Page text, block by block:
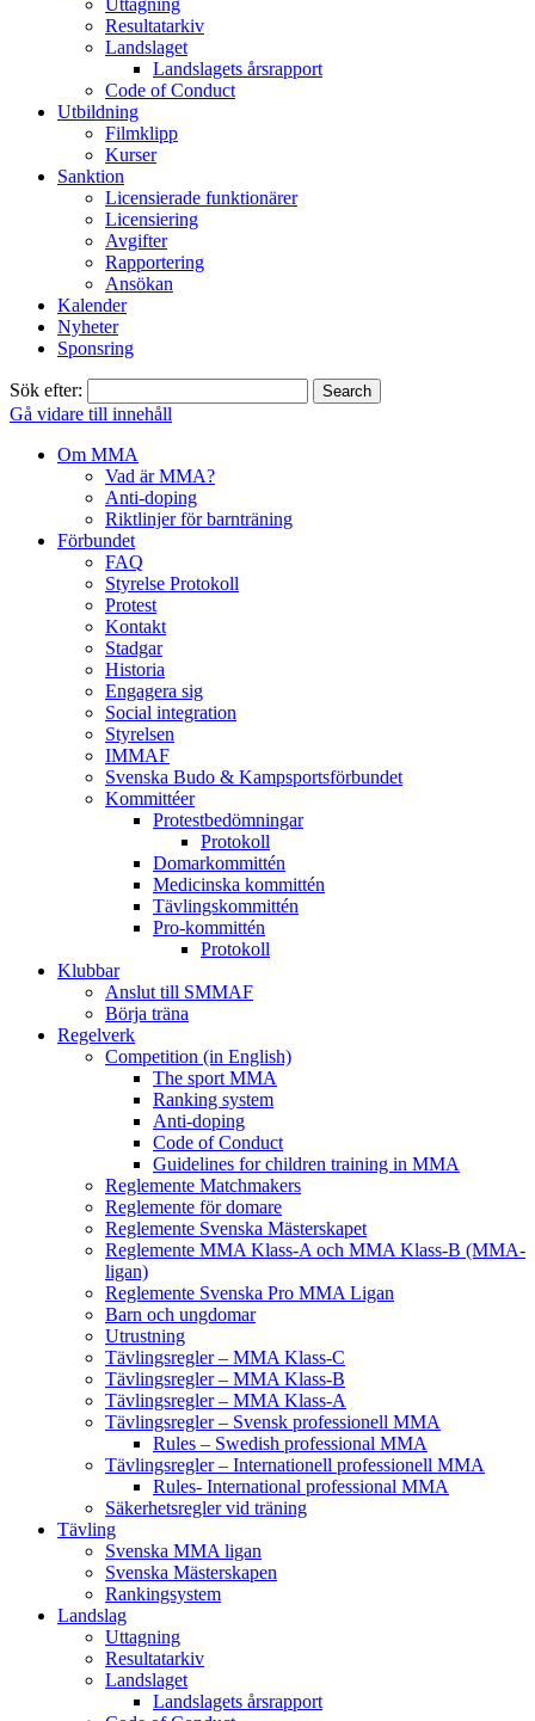
Uttagning
Resultatarkiv
Landslaget
Landslagets årsrapport
Code of Conduct
Utbildning
Filmklipp
Kurser
Sanktion
Licensierade funktionärer
Licensiering
Avgifter
Rapportering
Ansökan
Kalender
Nyheter
Sponsring
Sök efter:
Gå vidare till innehåll
Om MMA
Vad är MMA?
Anti-doping
Riktlinjer för barnträning
Förbundet
FAQ
Styrelse Protokoll
Protest
Kontakt
Stadgar
Historia
Engagera sig
Social integration
Styrelsen
IMMAF
Svenska Budo & Kampsportsförbundet
Kommittéer
Protestbedömningar
Protokoll
Domarkommittén
Medicinska kommittén
Tävlingskommittén
Pro-kommittén
Protokoll
Klubbar
Anslut till SMMAF
Börja träna
Regelverk
Competition (in English)
The sport MMA
Ranking system
Anti-doping
Code of Conduct
Guidelines for children training in MMA
Reglemente Matchmakers
Reglemente för domare
Reglemente Svenska Mästerskapet
Reglemente MMA Klass-A och MMA Klass-B (MMA-
ligan)
Reglemente Svenska Pro MMA Ligan
Barn och ungdomar
Utrustning
Tävlingsregler – MMA Klass-C
Tävlingsregler – MMA Klass-B
Tävlingsregler – MMA Klass-A
Tävlingsregler – Svensk professionell MMA
Rules – Swedish professional MMA
Tävlingsregler – Internationell professionell MMA
Rules- International professional MMA
Säkerhetsregler vid träning
Tävling
Svenska MMA ligan
Svenska Mästerskapen
Rankingsystem
Landslag
Uttagning
Resultatarkiv
Landslaget
Landslagets årsrapport